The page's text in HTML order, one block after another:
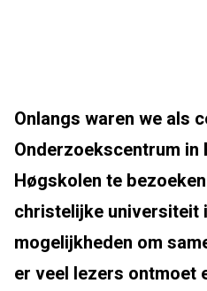
Onlangs waren we als
Onderzoekscentrum in
Høgskolen te
christelijke universiteit
mogelijkheden om
er veel lezers ontmoet